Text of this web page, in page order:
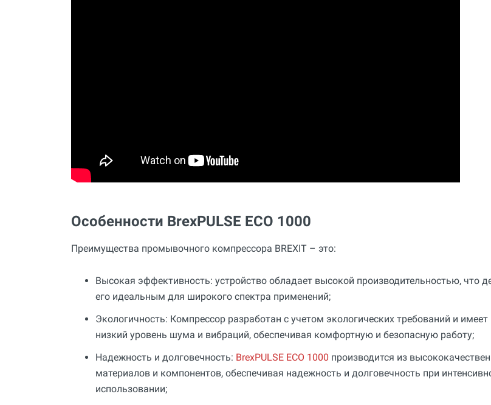
Особенности BrexPULSE ECO 1000
Преимущества промывочного компрессора BREXIT – это:
Высокая эффективность: устройство обладает высокой производительностью, что
его идеальным для широкого спектра применений;
Экологичность: Компрессор разработан с учетом экологических требований и имеет
низкий уровень шума и вибраций, обеспечивая комфортную и безопасную работу;
Надежность и долговечность: BrexPULSE ECO 1000 производится из
материалов и компонентов, обеспечивая надежность и долговечность при
использовании;